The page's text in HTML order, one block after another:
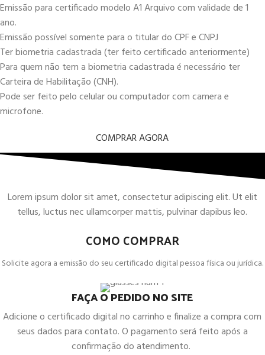
Emissão para certificado modelo A1 Arquivo com validade de 1
ano.
Emissão possível somente para o titular do CPF e CNPJ
Ter biometria cadastrada (ter feito certificado anteriormente)
Para quem não tem a biometria cadastrada é necessário ter
Carteira de Habilitação (CNH).
Pode ser feito pelo celular ou computador com camera e
microfone.
COMPRAR AGORA
Lorem ipsum dolor sit amet, consectetur adipiscing elit. Ut elit
tellus, luctus nec ullamcorper mattis, pulvinar dapibus leo.
COMO COMPRAR
Solicite agora a emissão do seu certificado digital pessoa física ou jurídica.
FAÇA O PEDIDO NO SITE
Adicione o certificado digital no carrinho e finalize a compra com
seus dados para contato. O pagamento será feito após a
confirmação do atendimento.